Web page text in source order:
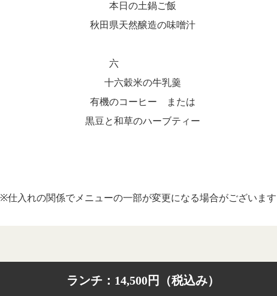
本日の土鍋ご飯
秋田県天然醸造の味噌汁
六
十六穀米の牛乳羹
有機のコーヒー または
黒豆と和草のハーブティー
※仕入れの関係でメニューの一部が変更になる場合がございま
ランチ：14,500円（税込み）